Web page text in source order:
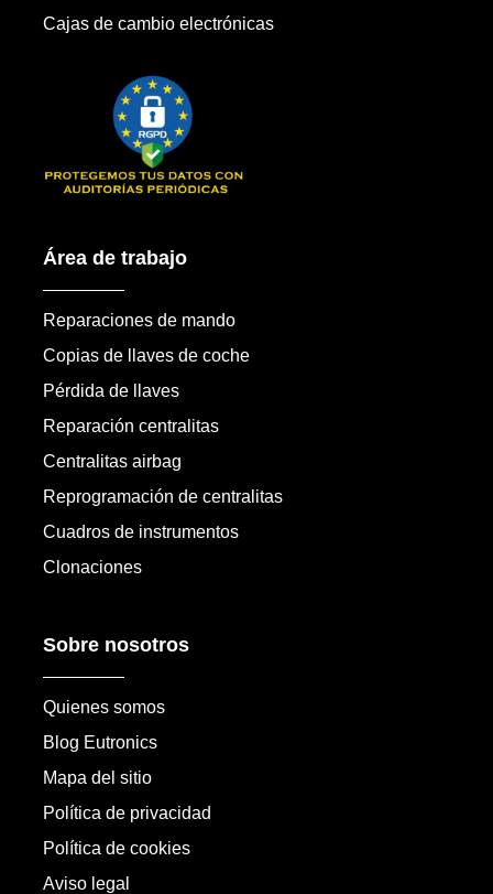
Cajas de cambio electrónicas
Área de trabajo
Reparaciones de mando
Copias de llaves de coche
Pérdida de llaves
Reparación centralitas
Centralitas airbag
Reprogramación de centralitas
Cuadros de instrumentos
Clonaciones
Sobre nosotros
Quienes somos
Blog Eutronics
Mapa del sitio
Política de privacidad
Política de cookies
Aviso legal